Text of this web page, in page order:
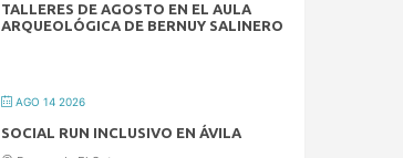
TALLERES DE AGOSTO EN EL AULA
ARQUEOLÓGICA DE BERNUY SALINERO
AGO 14 2026
SOCIAL RUN INCLUSIVO EN ÁVILA